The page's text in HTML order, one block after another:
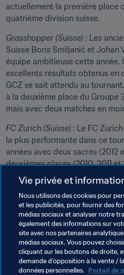
actuellement la première place
quatrième division suisse.
Grasshopper (Suisse) : Les
Suisse Boris Smiljanić et Johan
équipe ambitieuse cette année.
excellents résultats obtenus en
GCZ se sait attendu au
à la deuxième place du Groupe
mais avec deux matches en
FC Zurich (Suisse) : Le FC
la plus performante dans ce
années avec deux sacres (2012
deuxièmes places (2010, 2011
d’Artur Petrosyan
rôles cette année encore ?
ils éprouvent quelques
FC Blue Stars (Suisse/club hôte)
FIFA/Blue Stars est toujours le
les hôtes, qui tenteront de
avoir obtenu la dixième place en
Vie privée et
Nous utilisons des cookies pour
et les publicités, pour fournir des
médias sociaux et analyser notre
également des informations sur
site avec nos partenaires
médias sociaux. Vous pouvez
cliquant sur les boutons de droite,
demande d’opposition à la vente /
données personnelles. Portail de